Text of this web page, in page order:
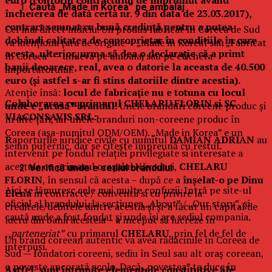
încheierea de dată certă nr. 9 din data de 23.03.2017),
contract semnat cu bună credință pentru a putea
dobândi calitatea de coproprietar în condițiile în care
acesta, ulterior, urma să dea o declarație că a primt
banii deoarece, real, avea o datorie la aceasta de 40.500
euro (și astfel s-ar fi stins datoriile dintre acestia).
Colaborarea cu primarul CHELARU FLORIN și SC
VIACONSAVIS SRL:
Raporturile juridice civile cu numitulDAMIAN ADRIAN au
intervenit pe fondul relației privilegiate si interesate a
acestuia cu primarul orașului Năvodari, CHELARU
FLORIN, în sensul că acesta – după ce a înșelat-o pe Dinu
Elenain contracte / conventii si cu privire la
creditele/debitele dintre acestia și și-a făcut un capital de
lucru din banii acesteia – a început să lucreze în
,,parteneriat”cu primarul CHELARU, prin fel de fel de
interpuși.
Caută „Made in Korea” pe ambalaj
Cel mai direct indiciu. Un produs fabricat în Coreea de Sud
va menționa țara de origine — „Made in Korea” sau „Fabricat
în Coreea” — undeva pe ambalaj sau pe eticheta
importatorului.
Atenție însă: locul de fabricație nu e totuna cu locul
unde e „acasă” brandul.Unele branduri coreene produc și
în alte țări, iar unele branduri non-coreene produc în
Coreea (așa-numitul ODM/OEM). „Made in Korea” e un
semn puternic, dar se citește împreună cu restul.
Verifică unde e sediul brandului
Aici se lămuresc cele mai multe confuzii. Intră pe site-ul
oficial al brandului, la secțiunea „About” / „Our story”, și
caută unde a fost fondat și unde își are sediul compania.
Un brand coreean autentic va avea rădăcinile în Coreea de
Sud — fondatori coreeni, sediu în Seul sau alt oraș coreean,
o poveste ancorată acolo. Dacă „povestea” te duce în